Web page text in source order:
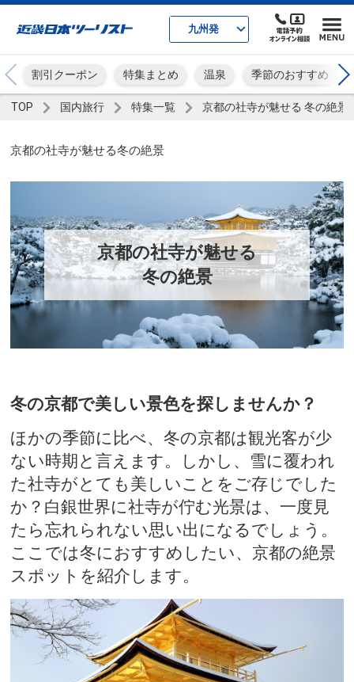
九州発
割引クーポン 特集まとめ 温泉 季節のおすすめ
TOP 国内旅行 特集一覧 京都の社寺が魅せる 冬の絶景
京都の社寺が魅せる冬の絶景
京都の社寺が魅せる
冬の絶景
冬の京都で美しい景色を探しませんか？
ほかの季節に比べ、冬の京都は観光客が少
ない時期と言えます。しかし、雪に覆われ
た社寺がとても美しいことをご存じでした
か？白銀世界に社寺が佇む光景は、一度見
たら忘れられない思い出になるでしょう。
ここでは冬におすすめしたい、京都の絶景
スポットを紹介します。